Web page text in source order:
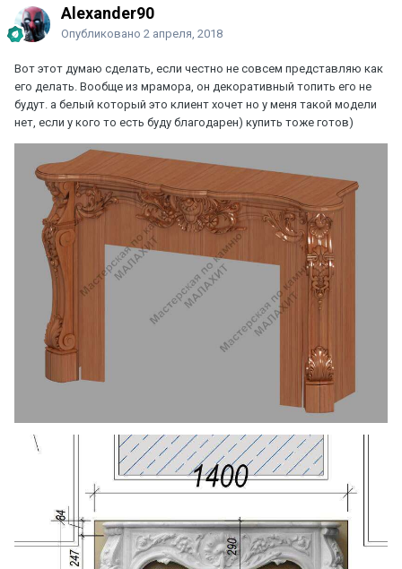
Alexander90
Опубликовано 2 апреля, 2018
Вот этот думаю сделать, если честно не совсем представляю как
его делать. Вообще из мрамора, он декоративный топить его не
будут. а белый который это клиент хочет но у меня такой модели
нет, если у кого то есть буду благодарен) купить тоже готов)